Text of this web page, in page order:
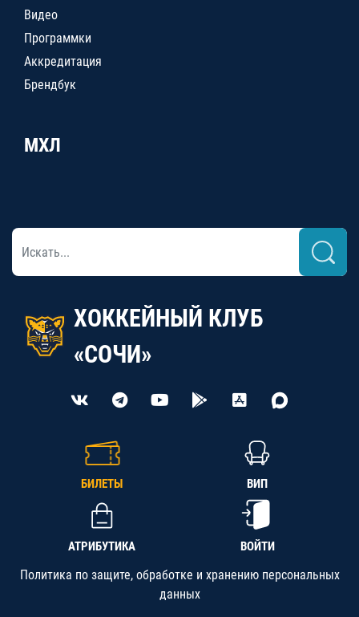
Видео
Программки
Аккредитация
Брендбук
МХЛ
ХОККЕЙНЫЙ КЛУБ
«СОЧИ»
БИЛЕТЫ ВИП
АТРИБУТИКА ВОЙТИ
Политика по защите, обработке и хранению персональных
данных